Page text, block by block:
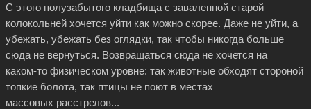
С этого полузабытого кладбища с заваленной старой
колокольней хочется уйти как можно скорее. Даже не уйти, а
убежать, убежать без оглядки, так чтобы никогда больше
сюда не вернуться. Возвращаться сюда не хочется на
каком-тофизическом уровне: так животные обходят стороной
топкие болота, так птицы не поют в местах
массовых расстрелов...